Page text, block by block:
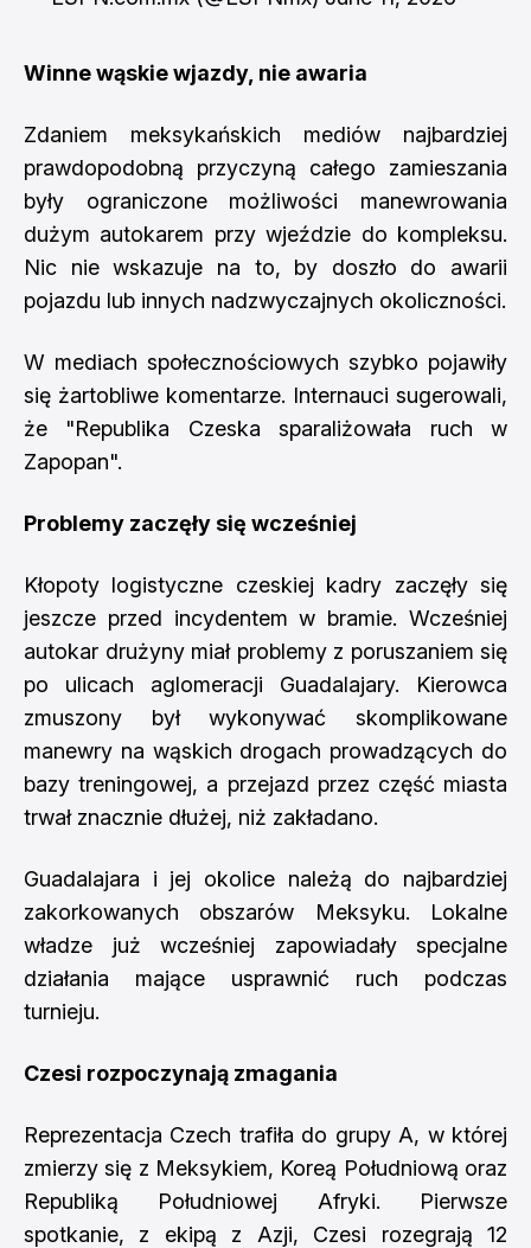
Winne wąskie wjazdy, nie awaria
Zdaniem meksykańskich mediów najbardziej
prawdopodobną przyczyną całego zamieszania
były ograniczone możliwości manewrowania
dużym autokarem przy wjeździe do kompleksu.
Nic nie wskazuje na to, by doszło do awarii
pojazdu lub innych nadzwyczajnych okoliczności.
W mediach społecznościowych szybko pojawiły
się żartobliwe komentarze. Internauci sugerowali,
że "Republika Czeska sparaliżowała ruch w
Zapopan".
Problemy zaczęły się wcześniej
Kłopoty logistyczne czeskiej kadry zaczęły się
jeszcze przed incydentem w bramie. Wcześniej
autokar drużyny miał problemy z poruszaniem się
po ulicach aglomeracji Guadalajary. Kierowca
zmuszony był wykonywać skomplikowane
manewry na wąskich drogach prowadzących do
bazy treningowej, a przejazd przez część miasta
trwał znacznie dłużej, niż zakładano.
Guadalajara i jej okolice należą do najbardziej
zakorkowanych obszarów Meksyku. Lokalne
władze już wcześniej zapowiadały specjalne
działania mające usprawnić ruch podczas
turnieju.
Czesi rozpoczynają zmagania
Reprezentacja Czech trafiła do grupy A, w której
zmierzy się z Meksykiem, Koreą Południową oraz
Republiką Południowej Afryki. Pierwsze
spotkanie, z ekipą z Azji, Czesi rozegrają 12